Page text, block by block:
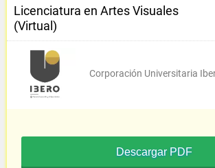
Licenciatura en Artes Visuales
(Virtual)
Corporación Universitaria
Descargar PDF